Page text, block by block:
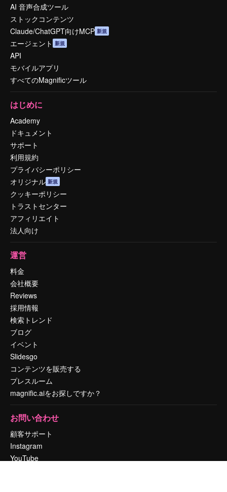
AI 音声合成ツール
ストックコンテンツ
Claude/ChatGPT向けMCP 新規
エージェント 新規
API
モバイルアプリ
すべてのMagnificツール
はじめに
Academy
ドキュメント
サポート
利用規約
プライバシーポリシー
オリジナル 新規
クッキーポリシー
トラストセンター
アフィリエイト
法人向け
運営
料金
会社概要
Reviews
採用情報
検索トレンド
ブログ
イベント
Slidesgo
コンテンツを販売する
プレスルーム
magnific.aiをお探しですか？
お問い合わせ
顧客サポート
Instagram
YouTube